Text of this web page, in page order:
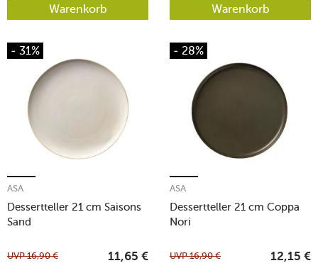
Warenkorb Warenkorb
- 31%
Dessertteller 21 cm Saisons
Sand
ASA
UVP16,90 € 11,65 €
- 28%
Dessertteller 21 cm Coppa
Nori
ASA
UVP16,90 € 12,15 €